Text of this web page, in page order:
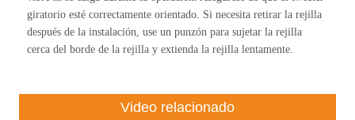
giratorio esté correctamente orientado. Si necesita retirar la rejilla
después de la instalación, use un punzón para sujetar la rejilla
cerca del borde de la rejilla y extienda la rejilla lentamente.
Video relacionado